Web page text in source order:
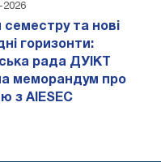
2026
семестру та нові
горизонти:
рада ДУІКТ
меморандум про
з AIESEC